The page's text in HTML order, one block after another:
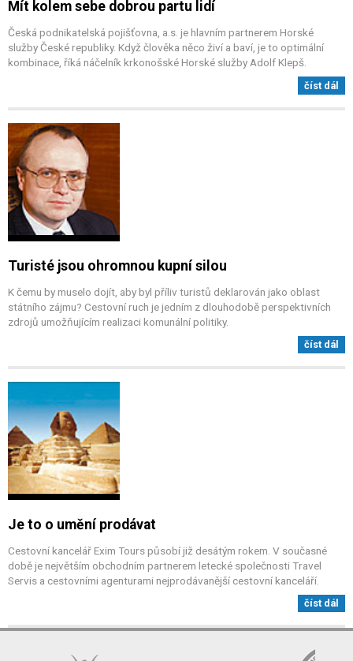
Mít kolem sebe dobrou partu lidí
Česká podnikatelská pojišťovna, a.s. je hlavním partnerem Horské
služby České republiky. Když člověka něco živí a baví, je to optimální
kombinace, říká náčelník krkonošské Horské služby Adolf Klepš.
číst dál
Turisté jsou ohromnou kupní silou
K čemu by muselo dojít, aby byl příliv turistů deklarován jako oblast
státního zájmu? Cestovní ruch je jedním z dlouhodobě perspektivních
zdrojů umožňujícím realizaci komunální politiky.
číst dál
Je to o umění prodávat
Cestovní kancelář Exim Tours působí již desátým rokem. V současné
době je největším obchodním partnerem letecké společnosti Travel
Servis a cestovními agenturami nejprodávanější cestovní kanceláří.
číst dál